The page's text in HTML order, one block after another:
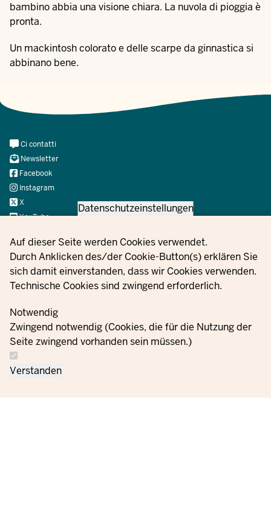
Privacy settings
Datenschutzeinstellungen
Auf dieser Seite werden Cookies verwendet.
Durch Anklicken des/der Cookie-Button(s) erklären Sie
sich damit einverstanden, dass wir Cookies verwenden.
Technische Cookies sind zwingend erforderlich.
Notwendig
Zwingend notwendig (Cookies, die für die Nutzung der
Seite zwingend vorhanden sein müssen.)
Verstanden
bambino abbia una visione chiara. La nuvola di pioggia è
pronta.
Un mackintosh colorato e delle scarpe da ginnastica si
abbinano bene.
Ci
contatti
Informazioni
sulla
Meta
Navi
Social
Ci contatti
Newsletter
Facebook
Instagram
X
YouTube
© 2021 - 2026 Ministerium für Kinder, Jugend, Familie,
Gleichstellung, Flucht und Integration des Landes Nordrhein-
Westfalen